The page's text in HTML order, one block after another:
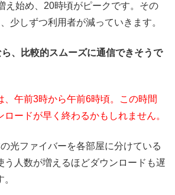
え始め、20時頃がピークです。その
少しずつ利用者が減っていきます。
、比較的スムーズに通信できそうで
、午前3時から午前6時頃。この時間
ードが早く終わるかもしれません。
光ファイバーを各部屋に分けている
う人数が増えるほどダウンロードも遅